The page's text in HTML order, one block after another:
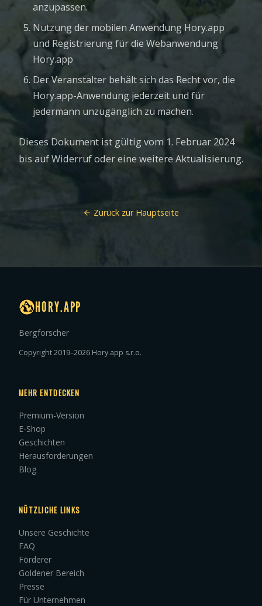
anzupassen.
Nutzung der mobilen Anwendung Hory.app
und Registrierung für die Webanwendung
Hory.app
Der Veranstalter behält sich das Recht vor, die
Hory.app-Anwendung jederzeit und für
jedermann unzugänglich zu machen.
Dieses Dokument ist gültig vom 1. Februar 2024
bis auf Widerruf oder eine weitere Aktualisierung.
Zurück zur Hauptseite
HORY.APP
Bergforscher
Copyright 2019–2026 Hory.app s.r.o.
MEHR ENTDECKEN
Premium-Version
E-Shop
Geschichten
Herausforderungen
Blog
NÜTZLICHE LINKS
Unsere Geschichte
FAQ
Förderer
Goldener Bereich
Presse
Für Unternehmen